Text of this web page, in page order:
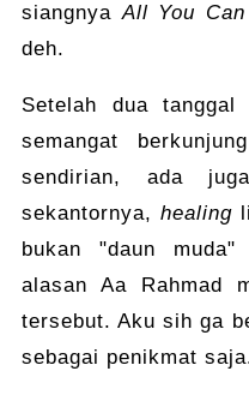
siangnyaAll You
deh.
Setelah dua
semangat
sendirian, ada
sekantornya,healing
bukan "daun
alasan Aa Rahmad
tersebut. Aku sih ga
sebagai penikmat